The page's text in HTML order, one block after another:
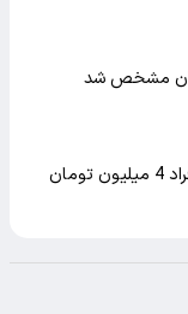
مشخص شد
خبر مهم برای سرپرستان خانوار / حساب این افراد 4 میلیون تومان